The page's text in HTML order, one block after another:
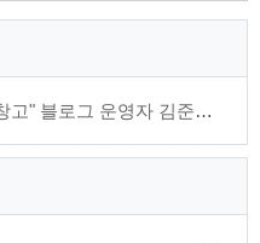
로그 운영자 김준범 입니다.